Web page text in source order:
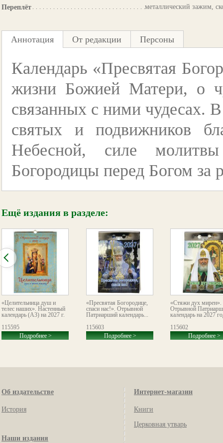
Переплёт
металлический зажим,
Аннотация От редакции Персоны
Календарь «Пресвятая
жизни Божией Матери, о
связанных с ними чудесах.
святых и подвижников
Небесной, силе
Богородицы перед Богом
Ещё издания в разделе:
«Целительница душ и
телес наших». Настенный
календарь (А3) на 2027 г.
115595
Подробнее >
«Пресвятая Богородице,
спаси нас!». Отрывной
Патриарший календарь...
115603
Подробнее >
«Стяжи дух мирен».
Отрывной
календарь на 2027
115602
Подробнее >
Об издательстве
История
Наши издания
Интернет-магазин
Книги
Церковная утварь